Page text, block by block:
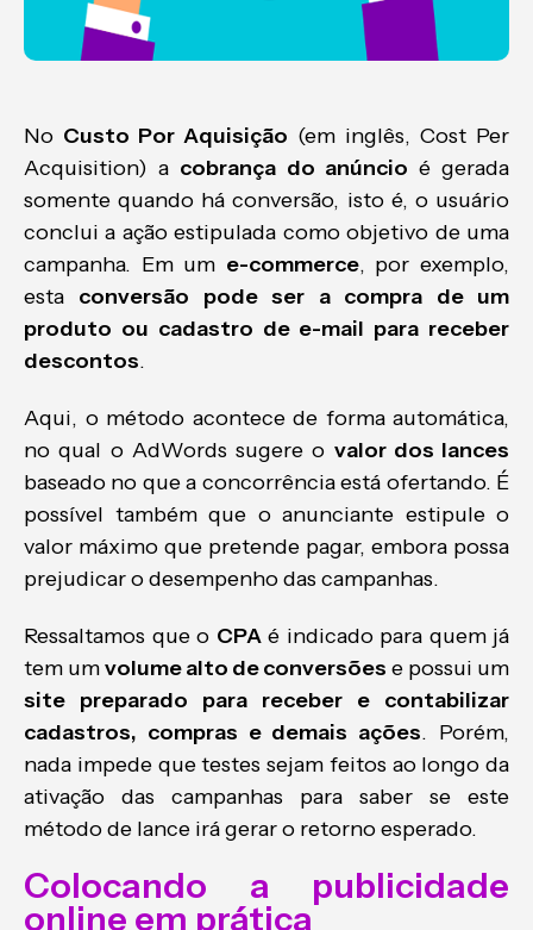
No Custo Por Aquisição (em inglês, Cost Per
Acquisition) a cobrança do anúncio é gerada
somente quando há conversão, isto é, o usuário
conclui a ação estipulada como objetivo de uma
campanha. Em um e-commerce, por exemplo,
esta conversão pode ser a compra de um
produto ou cadastro de e-mail para receber
descontos.
Aqui, o método acontece de forma automática,
no qual o AdWords sugere o valor dos lances
baseado no que a concorrência está ofertando. É
possível também que o anunciante estipule o
valor máximo que pretende pagar, embora possa
prejudicar o desempenho das campanhas.
Ressaltamos que o CPAé indicado para quem já
tem umvolume alto de conversões e possui um
site preparado para receber e contabilizar
cadastros, compras e demais ações. Porém,
nada impede que testes sejam feitos ao longo da
ativação das campanhas para saber se este
método de lance irá gerar o retorno esperado.
Colocando a publicidade
online em prática